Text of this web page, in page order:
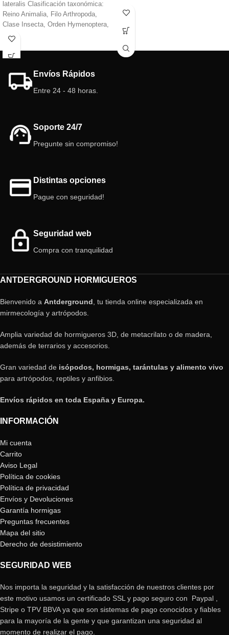
lateralis Clasificación taxonómica:
Reino Animalia, Filo Arthropoda,
Clase Insecta, Orden Hymenoptera,
Familia Formicidae, Subfamilia
Envíos Rápidos
Entre 24 - 48 horas.
Soporte 24/7
Pregunte sin compromiso!
Distintas opciones
Pague con seguridad!
Seguridad web
Compra con tranquilidad
ANTDERGROUND HORMIGUEROS
Bienvenido a Antderground , tu tienda online especializada en
mirmecología y artrópodos.
Amplia variedad de hormigueros 3D, de metacrilato o de madera,
además de terrarios y accesorios.
Gran variedad de isópodos, hormigas, tarántulas y alimento vivo
para artrópodos, reptiles y anfibios.
Envíos rápidos en toda España y Europa.
INFORMACIÓN
Mi cuenta
Carrito
Aviso Legal
Política de cookies
Política de privacidad
Envíos y Devoluciones
Garantía hormigas
Preguntas frecuentes
Mapa del sitio
Derecho de desistimiento
SEGURIDAD WEB
Nos importa la seguridad y la satisfacción de nuestros clientes por
este motivo usamos un certificado SSL y pago seguro con Paypal ,
Stripe o TPV BBVA ya que son sistemas de pago conocidos y fiables
para la mayoría de la gente y que garantizan una seguridad al
momento de realizar el pago.